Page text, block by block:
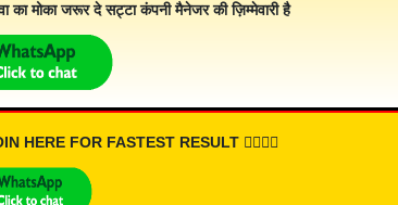
मोका जरूर दे सट्टा कंपनी मैनेजर की ज़िम्मेवारी है
HERE FOR FASTEST RESULT 👇🏾👇🏾